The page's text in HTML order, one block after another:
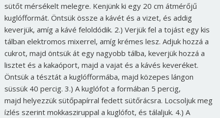
sütőt mérsékelt melegre. Kenjünk ki egy 20 cm átmérőjű
kuglófformát. Öntsük össze a kávét és a vizet, és addig
keverjük, amíg a kávé feloldódik. 2.) Verjük fel a tojást egy kis
tálban elektromos mixerrel, amíg krémes lesz. Adjuk hozzá a
cukrot, majd öntsük át egy nagyobb tálba, keverjük hozzá a
lisztet és a kakaóport, majd a vajat és a kávés keveréket.
Öntsük a tésztát a kuglófformába, majd közepes lángon
süssük 40 percig. 3.) A kuglófot a formában 5 percig,
majd helyezzük sütőpapírral fedett sütőrácsra. Locsoljuk meg
ízlés szerint mokkasziruppal a kuglófot, és tálaljuk. 4.) A